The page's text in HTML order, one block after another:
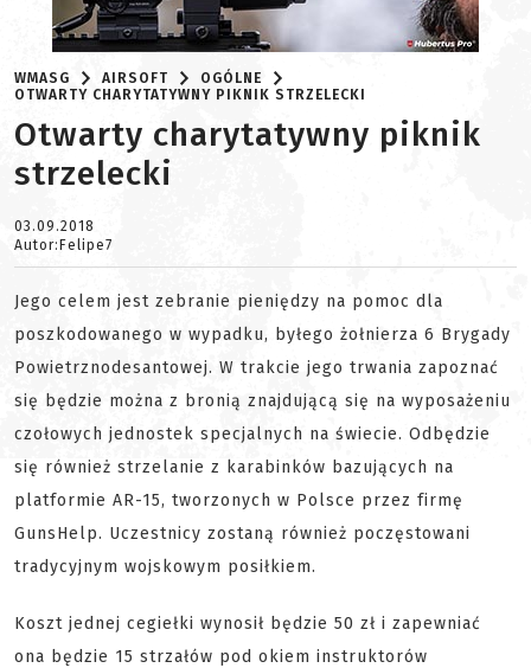
WMASG AIRSOFT
OGÓLNE
OTWARTY CHARYTATYWNY PIKNIK STRZELECKI
Otwarty charytatywny piknik
strzelecki
03.09.2018
Autor:Felipe7
Jego celem jest zebranie pieniędzy na pomoc dla
poszkodowanego w wypadku, byłego żołnierza 6 Brygady
Powietrznodesantowej. W trakcie jego trwania zapoznać
się będzie można z bronią znajdującą się na wyposażeniu
czołowych jednostek specjalnych na świecie. Odbędzie
się również strzelanie z karabinków bazujących na
platformie AR-15, tworzonych w Polsce przez firmę
GunsHelp. Uczestnicy zostaną również poczęstowani
tradycyjnym wojskowym posiłkiem.
Koszt jednej cegiełki wynosił będzie 50 zł i zapewniać
ona będzie 15 strzałów pod okiem instruktorów